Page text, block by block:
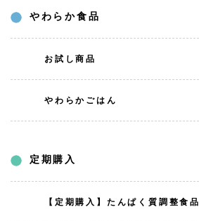
やわらか食品
お試し商品
やわらかごはん
定期購入
【定期購入】たんぱく質調整食品